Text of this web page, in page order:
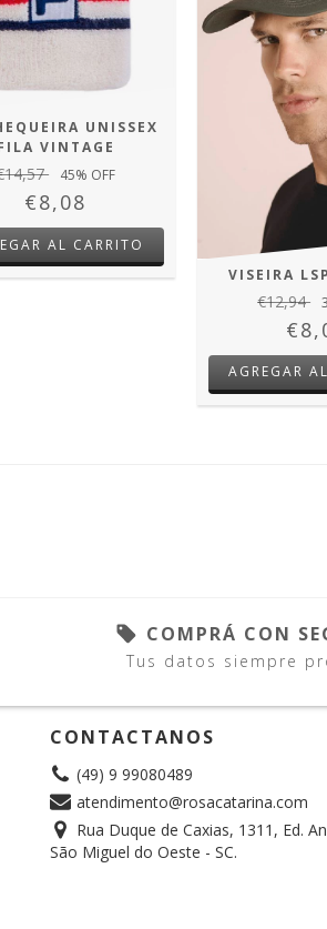
UNISSEX
VINTAGE
45% OFF
€8,08
VISEIRA
€12,94
AGREGAR
COMPRÁ CON
Tus datos siempre
CONTACTANOS
(49) 9 99080489
atendimento@rosacatarina.com
Rua Duque de Caxias, 1311, Ed.
São Miguel do Oeste - SC.